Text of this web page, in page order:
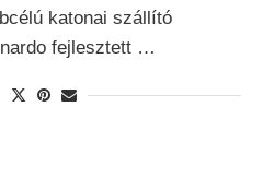
katonai szállító
fejlesztett …